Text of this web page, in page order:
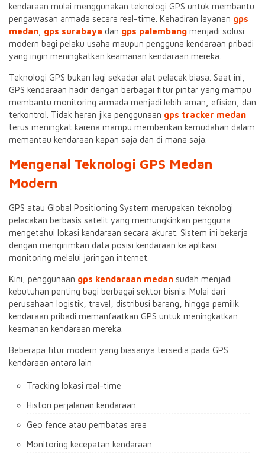
kendaraan mulai menggunakan teknologi GPS untuk membantu
pengawasan armada secara real-time. Kehadiran layanan gps
medan gps surabaya dan gps palembang menjadi solusi
modern bagi pelaku usaha maupun pengguna kendaraan pribadi
yang ingin meningkatkan keamanan kendaraan mereka.
Teknologi GPS bukan lagi sekadar alat pelacak biasa. Saat ini,
GPS kendaraan hadir dengan berbagai fitur pintar yang mampu
membantu monitoring armada menjadi lebih aman, efisien, dan
terkontrol. Tidak heran jika penggunaan gps tracker medan
terus meningkat karena mampu memberikan kemudahan dalam
memantau kendaraan kapan saja dan di mana saja.
Mengenal Teknologi GPS Medan
Modern
GPS atau Global Positioning System merupakan teknologi
pelacakan berbasis satelit yang memungkinkan pengguna
mengetahui lokasi kendaraan secara akurat. Sistem ini bekerja
dengan mengirimkan data posisi kendaraan ke aplikasi
monitoring melalui jaringan internet.
Kini, penggunaan gps kendaraan medan sudah menjadi
kebutuhan penting bagi berbagai sektor bisnis. Mulai dari
perusahaan logistik, travel, distribusi barang, hingga pemilik
kendaraan pribadi memanfaatkan GPS untuk meningkatkan
keamanan kendaraan mereka.
Beberapa fitur modern yang biasanya tersedia pada GPS
kendaraan antara lain:
Tracking lokasi real-time
Histori perjalanan kendaraan
Geo fence atau pembatas area
Monitoring kecepatan kendaraan